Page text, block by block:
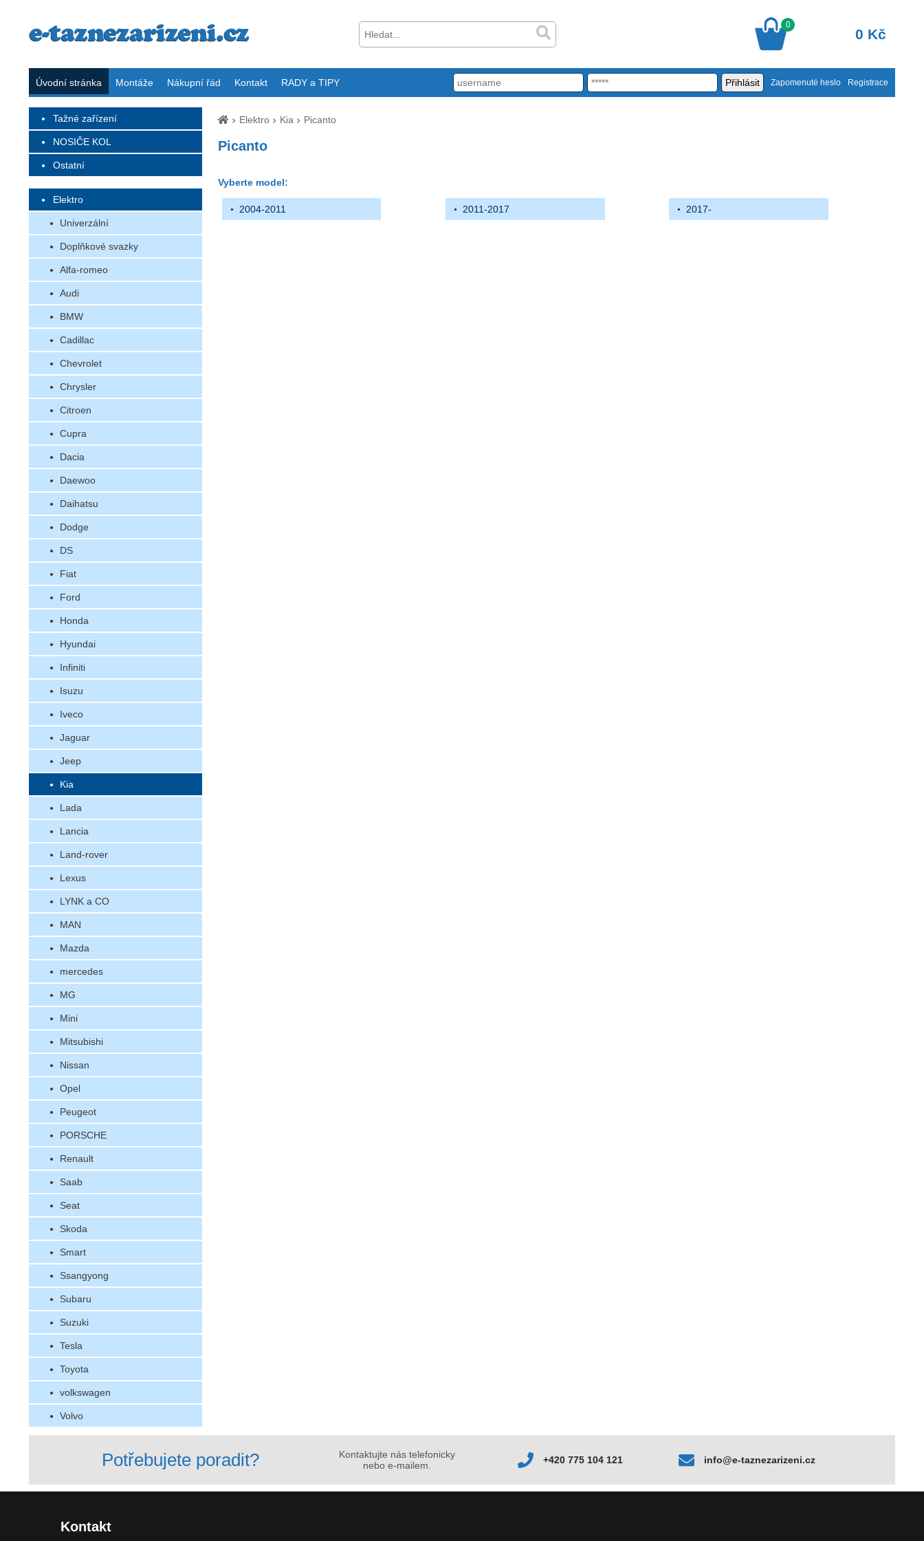
0
0 Kč
Úvodní stránka Montáže Nákupní řád Kontakt RADY a TIPY Zapomenuté heslo Registrace
Tažné zařízení
NOSIČE KOL
Ostatní
Elektro
Univerzální
Doplňkové svazky
Alfa-romeo
Audi
BMW
Cadillac
Chevrolet
Chrysler
Citroen
Cupra
Dacia
Daewoo
Daihatsu
Dodge
DS
Fiat
Ford
Honda
Hyundai
Infiniti
Isuzu
Iveco
Jaguar
Jeep
Kia
Lada
Lancia
Land-rover
Lexus
LYNK a CO
MAN
Mazda
mercedes
MG
Mini
Mitsubishi
Nissan
Opel
Peugeot
PORSCHE
Renault
Saab
Seat
Skoda
Smart
Ssangyong
Subaru
Suzuki
Tesla
Toyota
volkswagen
Volvo
Elektro Kia Picanto
Picanto
Vyberte model:
2004-2011 2011-2017 2017-
Potřebujete poradit?
Kontaktujte nás telefonicky
nebo e-mailem.
+420 775 104 121 info@e-taznezarizeni.cz
Kontakt